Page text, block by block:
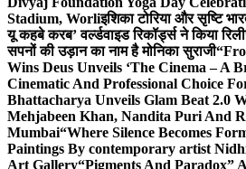
Stadium, Worliइशिका टोरिया और सृष्टि
यू कहबे करब’ वर्ल्डवाइड रिकॉर्ड्स ने किया
सपनों की उड़ान का नाम है मोनिका सुराजी
Wins Deus Unveils ‘The Cinema – A
Cinematic And Professional Choice
Bhattacharya Unveils Glam Beat 2.0
Mehjabeen Khan, Nandita Puri And
Mumbai“Where Silence Becomes
Paintings By contemporary artist
Art Gallery“Pigments And Paradox”